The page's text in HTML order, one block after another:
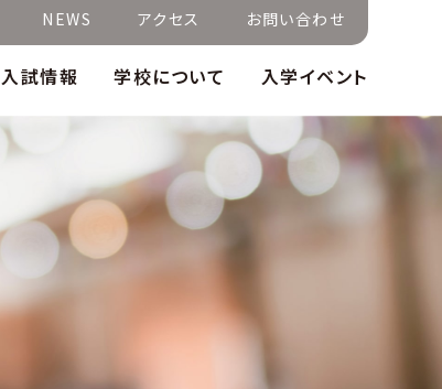
NEWS アクセス お問い合わせ
入試情報 学校について 入学イベント